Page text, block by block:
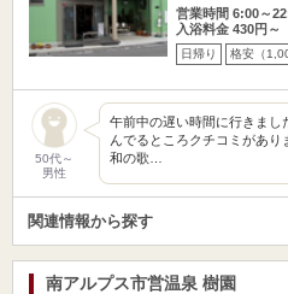
営業時間 6:00～
入浴料金 430円～
日帰り 格安（
50代～
男性
午前中の遅い時間に行きまし
んでるところクチコミがあ
和の歌…
関連情報から探す
南アルプス市営温泉 樹園